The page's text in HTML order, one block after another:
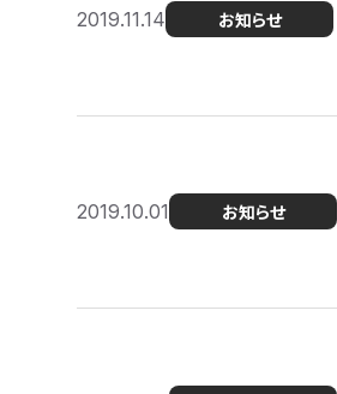
2019.11.14 お知らせ
2019.10.01 お知らせ